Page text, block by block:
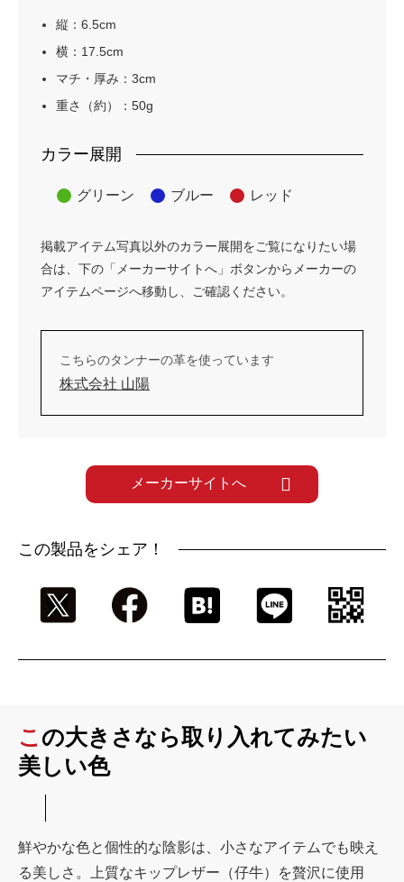
縦：6.5cm
横：17.5cm
マチ・厚み：3cm
重さ（約）：50g
カラー展開
グリーン ブルー レッド
掲載アイテム写真以外のカラー展開をご覧になりたい場
合は、下の「メーカーサイトへ」ボタンからメーカーの
アイテムページへ移動し、ご確認ください。
こちらのタンナーの革を使っています
株式会社 山陽
メーカーサイトへ
この製品をシェア！
この大きさなら取り入れてみたい
美しい色
鮮やかな色と個性的な陰影は、小さなアイテムでも映え
る美しさ。上質なキップレザー（仔牛）を贅沢に使用